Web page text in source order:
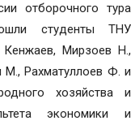
отборочного тура
студенты ТНУ
Мирзоев Н.,
Рахматуллоев Ф. и
хозяйства и
экономики и